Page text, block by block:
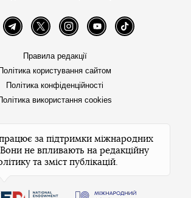
TelegramTwitter InstagramYouTube TikTok
Правила редакції
Політика користування сайтом
Політика конфіденційності
використання cookies
за підтримки міжнародних
не впливають на редакційну
та зміст публікацій.